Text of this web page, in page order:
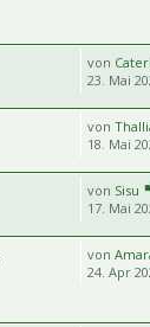
von
23. Mai
von
18. Mai
von Sisu
17. Mai
von
24. Apr